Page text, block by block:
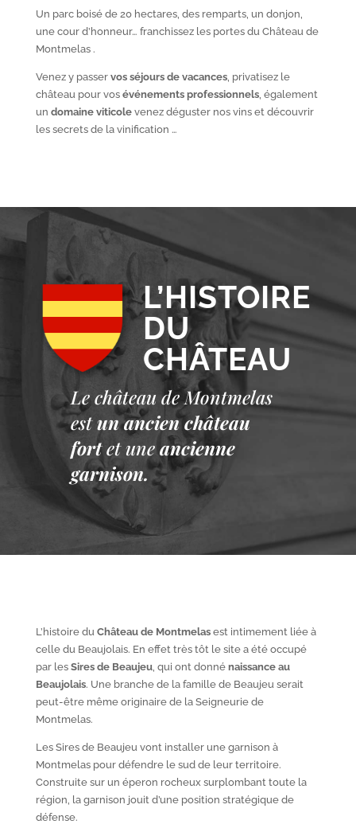
Un parc boisé de 20 hectares, des remparts, un donjon,
une cour d’honneur… franchissez les portes du Château de
Montmelas .
Venez y passer vos séjours de vacances, privatisez le
château pour vos événements professionnels, également
un domaine viticolevenez déguster nos vins et découvrir
les secrets de la vinification …
L’HISTOIRE
DU
CHÂTEAU
Le château de Montmelas
est un ancien château
fort et une ancienne
garnison.
L’histoire duChâteau de Montmelasest intimement liée à
celle du Beaujolais. En effet très tôt le site a été occupé
par les Sires de Beaujeu, qui ont donné naissance au
Beaujolais. Une branche de la famille de Beaujeu serait
peut-être même originaire de la Seigneurie de
Montmelas.
Les Sires de Beaujeu vont installer une garnison à
Montmelas pour défendre le sud de leur territoire.
Construite sur un éperon rocheux surplombant toute la
région, la garnison jouit d’une position stratégique de
défense.